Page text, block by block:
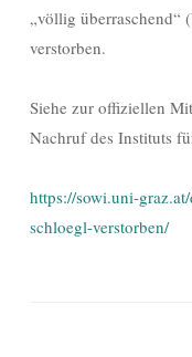
„völlig überraschend“
verstorben.
Siehe zur offiziellen
Nachruf des Instituts
https://sowi.uni-
schloegl-verstorben/